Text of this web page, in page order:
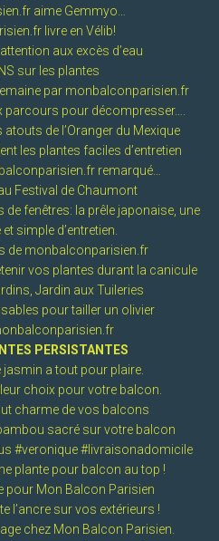
aime Gemmyo…
livre en Vélib!
aux excès d’eau
sur les plantes
par monbalconparisien.fr
pour décompresser….
de l’Oranger du Mexique
les plantes faciles d’entretien
remarqué…
Festival de Chaumont
fenêtres: la prêle japonaise, une
simple d’entretien.
de monbalconparisien.fr
vos plantes durant la canicule
Jardin aux Tuileries
pour tailler un olivier
PERSISTANTES
jasmin a tout pour plaire.
choix pour votre balcon.
charme de vos balcons
sacré sur votre balcon
#veronique #livraisonadomicile
plante pour balcon au top !
pour Mon Balcon Parisien
l’ancre sur vos extérieurs !
chez Mon Balcon Parisien.